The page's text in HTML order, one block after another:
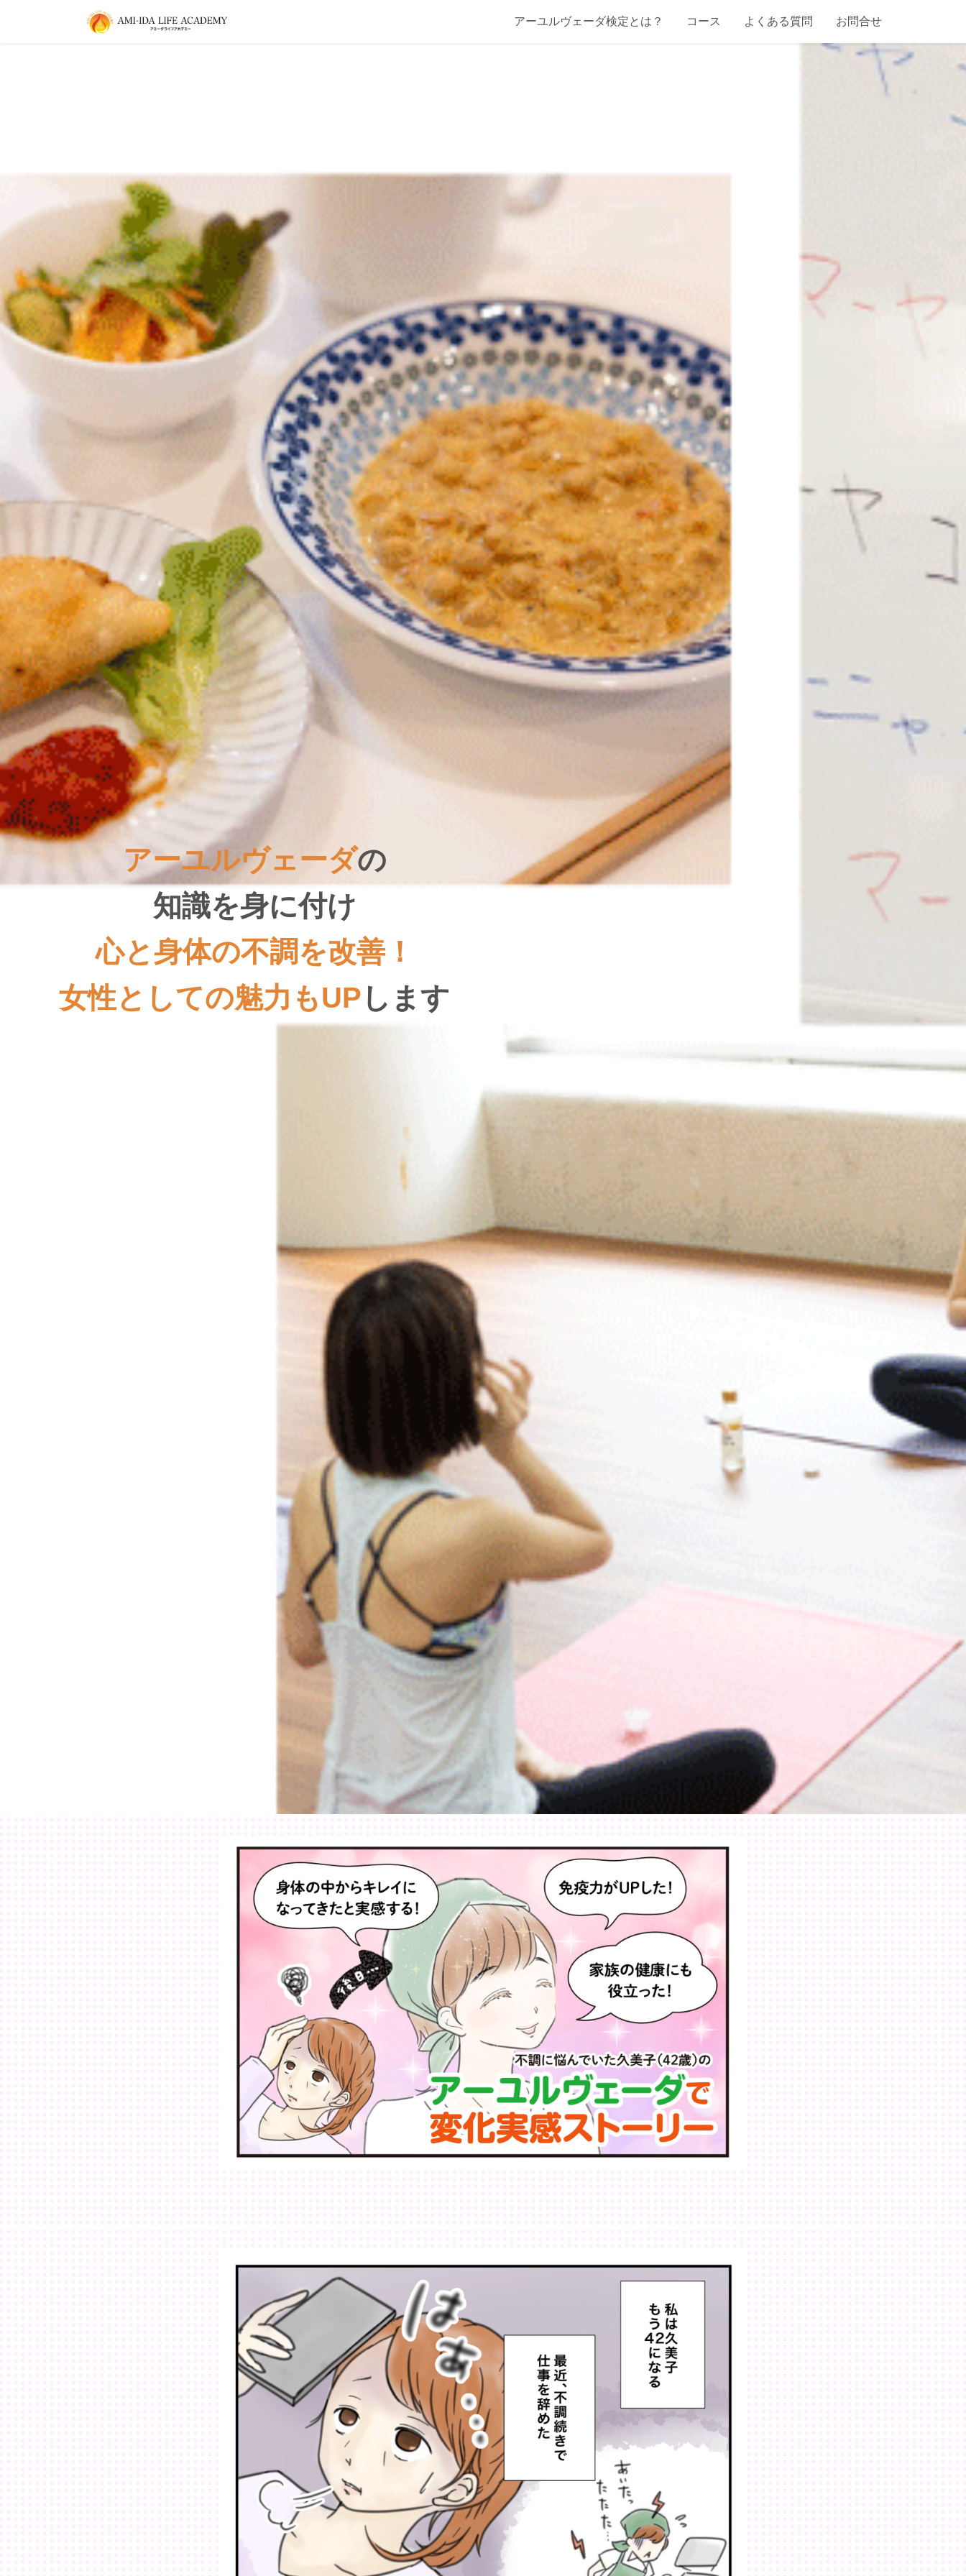
アーユルヴェーダ検定とは？ コース よくある質問 お問合せ
アーユルヴェーダの
知識を身に付け
心と身体の不調を改善！
女性としての魅力もUP します